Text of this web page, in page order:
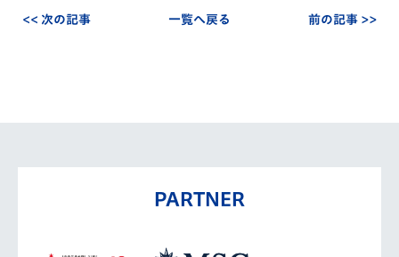
<< 次の記事 一覧へ戻る 前の記事 >>
PARTNER